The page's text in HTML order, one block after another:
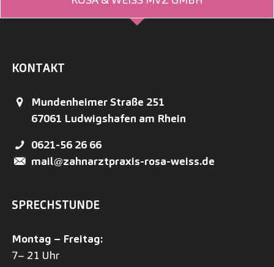
KONTAKT
Mundenheimer Straße 251
67061 Ludwigshafen am Rhein
0621-56 26 66
mail@zahnarztpraxis-rosa-weiss.de
SPRECHSTUNDE
Montag – Freitag:
7– 21 Uhr